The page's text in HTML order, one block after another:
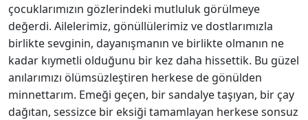
çocuklarımızın gözlerindeki mutluluk görülmeye
değerdi. Ailelerimiz, gönüllülerimiz ve dostlarımızla
birlikte sevginin, dayanışmanın ve birlikte olmanın ne
kadar kıymetli olduğunu bir kez daha hissettik. Bu güzel
anılarımızı ölümsüzleştiren herkese de gönülden
minnettarım. Emeği geçen, bir sandalye taşıyan, bir çay
dağıtan, sessizce bir eksiği tamamlayan herkese sonsuz